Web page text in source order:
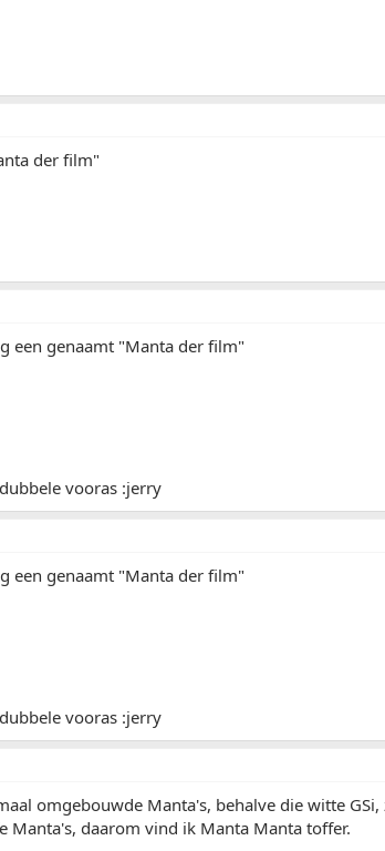
der film"
een genaamt "Manta der film"
vooras :jerry
een genaamt "Manta der film"
vooras :jerry
omgebouwde Manta's, behalve die witte
Manta's, daarom vind ik Manta Manta toffer.